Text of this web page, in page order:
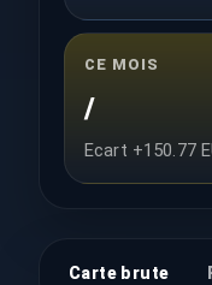
CE MOIS
/
Ecart +150.77
Carte brute